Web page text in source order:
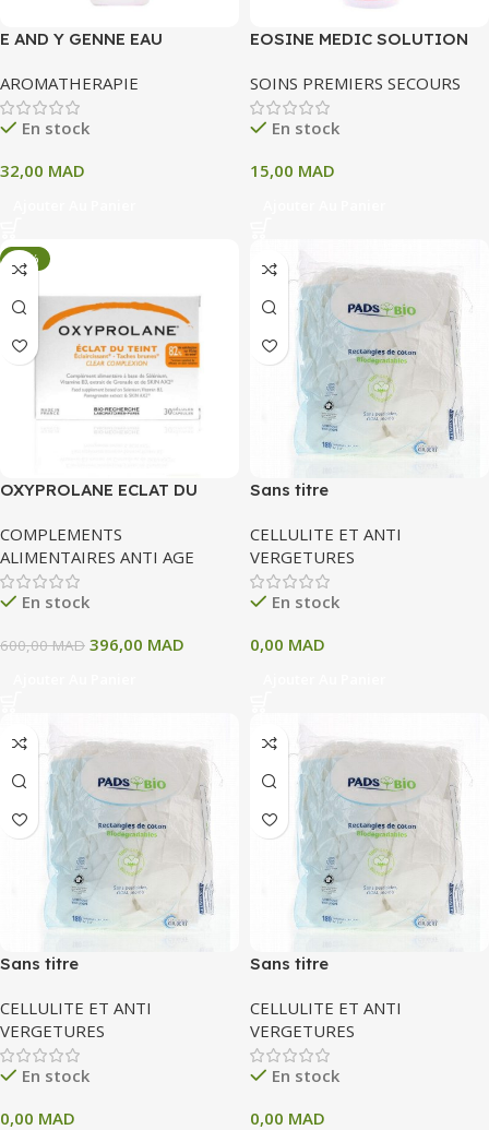
E AND Y GENNE EAU
CUTANEE 60 ML
AROMATHERAPIE
En stock
32,00 MAD
EOSINE MEDIC SOLUTION
SOINS PREMIERS SECOURS
En stock
15,00 MAD
-34%
OXYPROLANE ECLAT DU
COMPLEMENTS
ALIMENTAIRES ANTI AGE
En stock
600,00MAD 396,00 MAD
Sans titre
CELLULITE ET ANTI
VERGETURES
En stock
0,00 MAD
Sans titre
CELLULITE ET ANTI
VERGETURES
En stock
0,00 MAD
Sans titre
CELLULITE ET ANTI
VERGETURES
En stock
0,00 MAD